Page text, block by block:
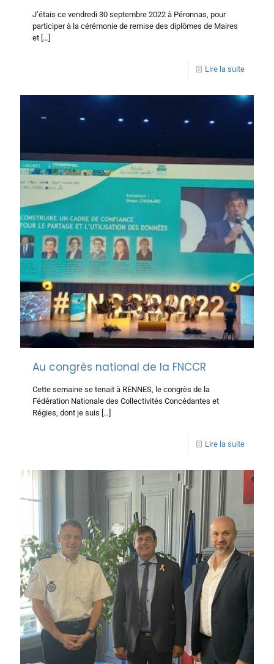
J’étais ce vendredi 30 septembre 2022 à Péronnas, pour
participer à la cérémonie de remise des diplômes de Maires
et […]
Lire la suite
Au congrès national de la FNCCR
Cette semaine se tenait à RENNES, le congrès de la
Fédération Nationale des Collectivités Concédantes et
Régies, dont je suis […]
Lire la suite